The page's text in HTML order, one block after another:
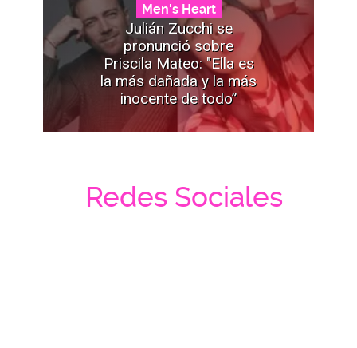
Men's Heart
Julián Zucchi se
pronunció sobre
Priscila Mateo: "Ella es
la más dañada y la más
inocente de todo”
Redes Sociales